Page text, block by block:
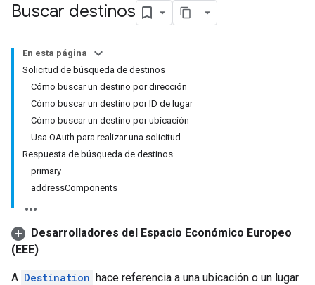
Buscar destinos
En esta página
Solicitud de búsqueda de destinos
Cómo buscar un destino por dirección
Cómo buscar un destino por ID de lugar
Cómo buscar un destino por ubicación
Usa OAuth para realizar una solicitud
Respuesta de búsqueda de destinos
primary
addressComponents
Desarrolladores del Espacio Económico Europeo
(EEE)
A Destination hace referencia a una ubicación o un lugar